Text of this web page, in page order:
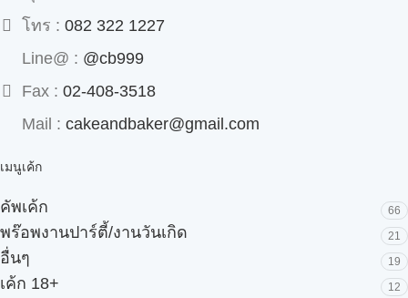
โทร : 082 322 1227
Line@ : @cb999
Fax : 02-408-3518
Mail : cakeandbaker@gmail.com
เมนูเค้ก
คัพเค้ก 66
พร๊อพงานปาร์ตี้/งานวันเกิด 21
อื่นๆ 19
เค้ก 18+ 12